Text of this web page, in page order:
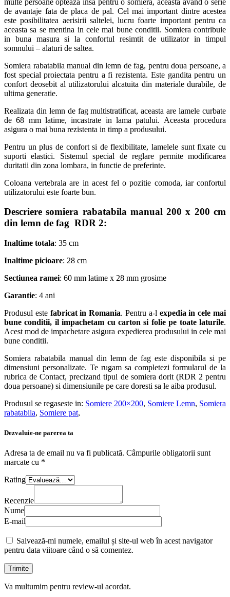
de avantaje fata de placa de pal. Cel mai important dintre acestea
este posibilitatea aerisirii saltelei, lucru foarte important pentru ca
aceasta sa se mentina in cele mai bune conditii. Somiera contribuie
in buna masura si la confortul resimtit de utilizator in timpul
somnului – alaturi de saltea.
Somiera rabatabila manual din lemn de fag, pentru doua persoane, a
fost special proiectata pentru a fi rezistenta. Este gandita pentru un
confort deosebit al utilizatorului alcatuita din materiale durabile, de
ultima generatie.
Realizata din lemn de fag multistratificat, aceasta are lamele curbate
de 68 mm latime, incastrate in lama patului. Aceasta procedura
asigura o mai buna rezistenta in timp a produsului.
Pentru un plus de confort si de flexibilitate, lamelele sunt fixate cu
suporti elastici. Sistemul special de reglare permite modificarea
duritatii din zona lombara, in functie de preferinte.
Coloana vertebrala are in acest fel o pozitie comoda, iar confortul
utilizatorului este foarte bun.
Descriere somiera rabatabila manual 200 x 200 cm
din lemn de fag RDR 2:
Inaltime totala: 35 cm
Inaltime picioare: 28 cm
Sectiunea ramei: 60 mm latime x 28 mm grosime
Garantie: 4 ani
Produsul este fabricat in Romania. Pentru a-l expedia in cele mai
bune conditii, il impachetam cu carton si folie pe toate laturile.
Acest mod de impachetare asigura expedierea produsului in cele mai
bune conditii.
Somiera rabatabila manual din lemn de fag este disponibila si pe
dimensiuni personalizate. Te rugam sa completezi formularul de la
rubrica de Contact, precizand tipul de somiera dorit (RDR 2 pentru
doua persoane) si dimensiunile pe care doresti sa le aiba produsul.
Produsul se regaseste in: Somiere 200×200, Somiere Lemn, Somiera
rabatabila, Somiere pat,
Dezvaluie-ne parerea ta
Adresa ta de email nu va fi publicată. Câmpurile obligatorii sunt
marcate cu *
Rating
Recenzie
Nume
E-mail
Salvează-mi numele, emailul și site-ul web în acest navigator
pentru data viitoare când o să comentez.
Va multumim pentru review-ul acordat.